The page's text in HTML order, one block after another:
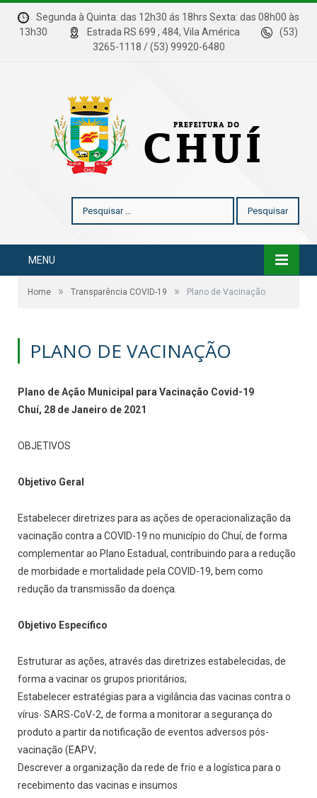
Segunda à Quinta: das 12h30 ás 18hrs Sexta: das 08h00 às
13h30
Estrada RS 699 , 484, Vila América
(53)
3265-1118 / (53) 99920-6480
MENU
Home » Transparência COVID-19 » Plano de Vacinação
PLANO DE VACINAÇÃO
Plano de Ação Municipal para Vacinação Covid-19
Chuí, 28 de Janeiro de 2021
OBJETIVOS
Objetivo Geral
Estabelecer diretrizes para as ações de operacionalização da
vacinação contra a COVID-19 no município do Chuí, de forma
complementar ao Plano Estadual, contribuindo para a redução
de morbidade e mortalidade pela COVID-19, bem como
redução da transmissão da doença.
Objetivo Especifico
Estruturar as ações, através das diretrizes estabelecidas, de
forma a vacinar os grupos prioritários;
Estabelecer estratégias para a vigilância das vacinas contra o
vírus∙ SARS-CoV-2, de forma a monitorar a segurança do
produto a partir da notificação de eventos adversos pós-
vacinação (EAPV;
Descrever a organização da rede de frio e a logística para o
recebimento das vacinas e insumos